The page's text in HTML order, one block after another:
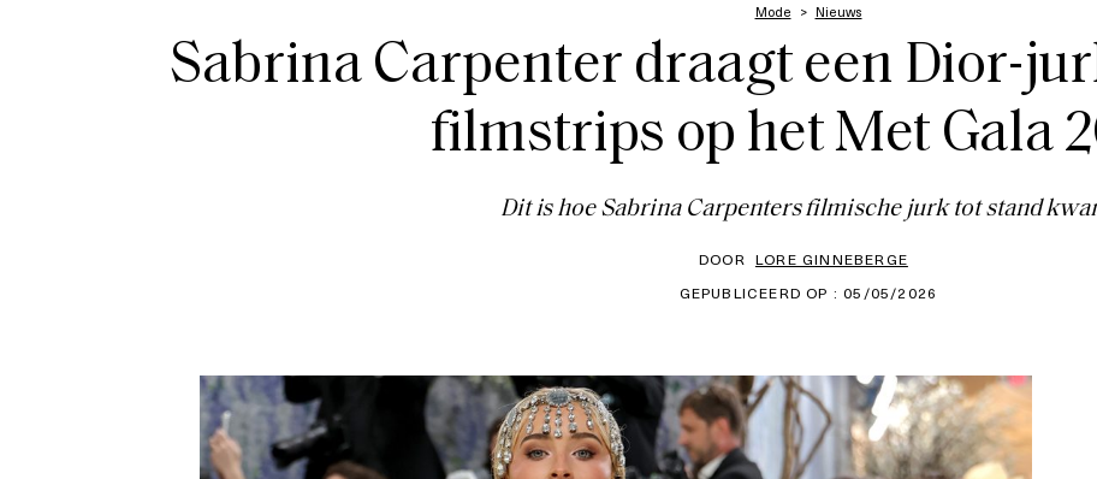
Mode Nieuws
Sabrina Carpenter draagt een Dior-
filmstrips op het Met Gala
Dit is hoe Sabrina Carpenters filmische jurk tot stand
DOOR LORE GINNEBERGE
GEPUBLICEERD OP : 05/05/2026